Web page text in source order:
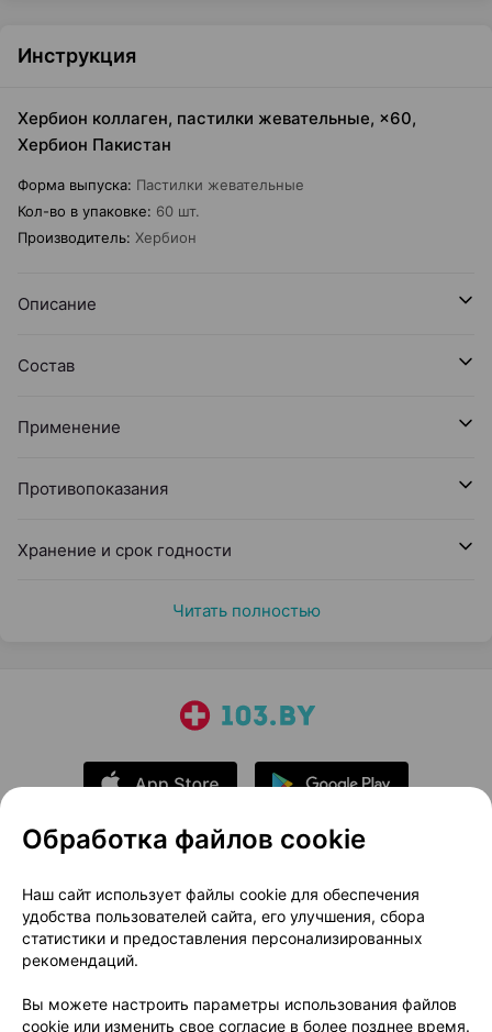
Инструкция
Хербион коллаген, пастилки жевательные, ×60,
Хербион Пакистан
Форма выпуска: Пастилки жевательные
Кол-во в упаковке: 60 шт.
Производитель: Хербион
Описание
Состав
Применение
Противопоказания
Хранение и срок годности
Читать полностью
О проекте
Новости проекта
Размещение рекламы
Медицинский маркетинг
Публичный договор
Доставка
Способы оплаты
Вакансии Партнеры
Обработка файлов cookie
Наш сайт использует файлы cookie для обеспечения
удобства пользователей сайта, его улучшения, сбора
статистики и предоставления персонализированных
рекомендаций.
Вы можете настроить параметры использования файлов
cookie или изменить свое согласие в более позднее время.